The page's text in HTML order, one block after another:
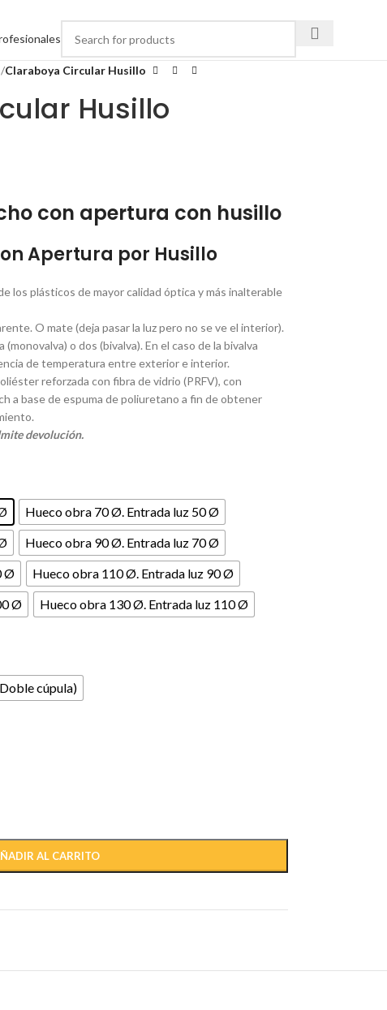
/Claraboya Circular Husillo
Husillo
con apertura con husillo
Apertura por Husillo
los plásticos de mayor calidad óptica y más inalterable
O mate (deja pasar la luz pero no se ve el interior).
o dos (bivalva). En el caso de la bivalva
de temperatura entre exterior e interior.
reforzada con fibra de vidrio (PRFV), con
a base de espuma de poliuretano a fin de obtener
devolución.
Hueco obra 70 Ø. Entrada luz 50 Ø
Hueco obra 90 Ø. Entrada luz 70 Ø
Ø
Hueco obra 110 Ø. Entrada luz 90 Ø
Ø
Hueco obra 130 Ø. Entrada luz 110 Ø
cúpula)
AL CARRITO